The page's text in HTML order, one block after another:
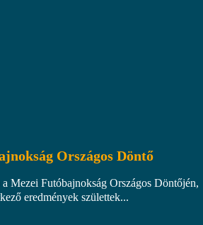
Országos Döntő
Mezei Futóbajnokság Országos Döntőjén,
eredmények születtek...